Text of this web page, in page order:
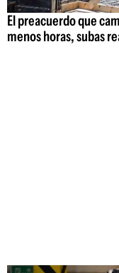
El preacuerdo que
menos horas, subas